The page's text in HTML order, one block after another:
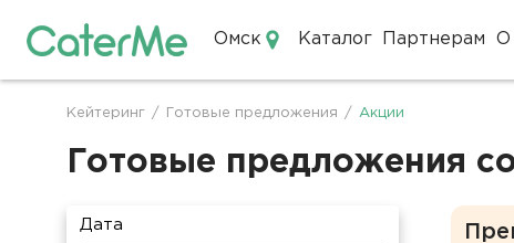
Омск Каталог Партнерам О
Строка
навигации
Кейтеринг / Готовые предложения / Акции
Готовые предложения
Дата